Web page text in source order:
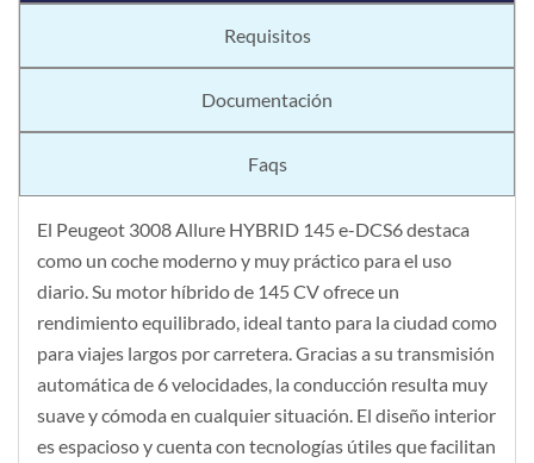
Requisitos
Documentación
Faqs
El Peugeot 3008 Allure HYBRID 145 e-DCS6 destaca
como un coche moderno y muy práctico para el uso
diario. Su motor híbrido de 145 CV ofrece un
rendimiento equilibrado, ideal tanto para la ciudad como
para viajes largos por carretera. Gracias a su transmisión
automática de 6 velocidades, la conducción resulta muy
suave y cómoda en cualquier situación. El diseño interior
es espacioso y cuenta con tecnologías útiles que facilitan